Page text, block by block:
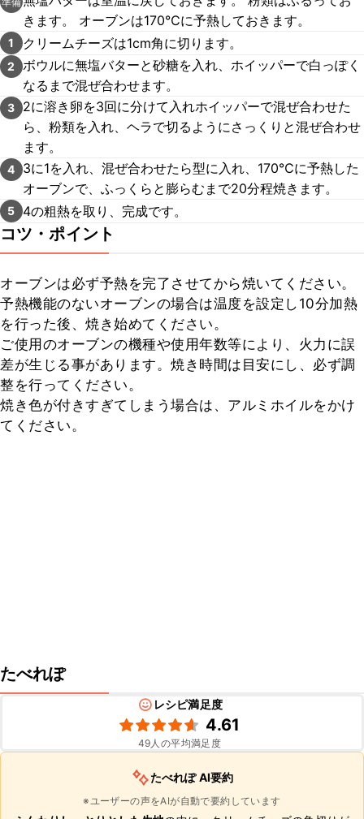
きます。 オーブンは170℃に予熱しておきます。
1 クリームチーズは1cm角に切ります。
2
ボウルに無塩バターと砂糖を入れ、ホイッパーで白っぽく
なるまで混ぜ合わせます。
3
2に溶き卵を3回に分けて入れホイッパーで混ぜ合わせた
ら、粉類を入れ、ヘラで切るようにさっくりと混ぜ合わせ
ます。
4
3に1を入れ、混ぜ合わせたら型に入れ、170℃に予熱した
オーブンで、ふっくらと膨らむまで20分程焼きます。
5 4の粗熱を取り、完成です。
コツ・ポイント
オーブンは必ず予熱を完了させてから焼いてください。
予熱機能のないオーブンの場合は温度を設定し10分加熱
を行った後、焼き始めてください。
ご使用のオーブンの機種や使用年数等により、火力に誤
差が生じる事があります。焼き時間は目安にし、必ず調
整を行ってください。
焼き色が付きすぎてしまう場合は、アルミホイルをかけ
てください。
たべれぽ
レシピ満足度
4.61
49人の平均満足度
たべれぽ AI要約
※ユーザーの声をAIが自動で要約しています